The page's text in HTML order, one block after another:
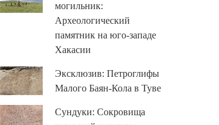
могильник:
Археологический
памятник на юго-западе
Хакасии
Эксклюзив: Петроглифы
Малого Баян-Кола в Туве
Сундуки: Сокровища